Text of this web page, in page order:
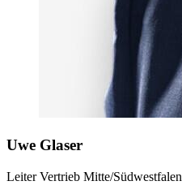
Uwe Glaser
Leiter Vertrieb Mitte/Südwestfalen